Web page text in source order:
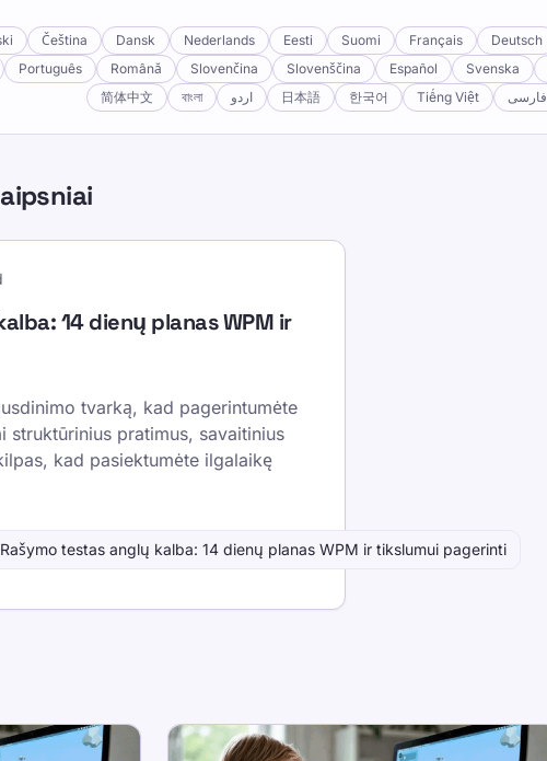
Čeština Dansk Nederlands Eesti Suomi Français Deutsch
Português Română Slovenčina Slovenščina Español Svenska
简体中文
বাংলা اردو 日本語 한국어 Tiếng Việt فارسی
14 dienų planas WPM ir
tvarką, kad pagerintumėte
struktūrinius pratimus, savaitinius
kad pasiektumėte ilgalaikę
Rašymo testas anglų kalba: 14 dienų planas WPM ir tikslumui pagerinti